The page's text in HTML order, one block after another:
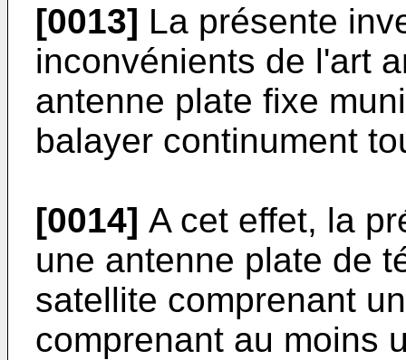
[0013] La présente
inconvénients de l'art
antenne plate fixe
balayer continument
[0014] A cet effet, la
une antenne plate de
satellite comprenant
comprenant au moins